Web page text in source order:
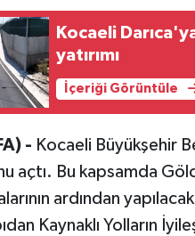
Kocaeli
yatırımı
İçeriği Görüntüle
- Kocaeli Büyükşehir
açtı. Bu kapsamda
ardından
Kaynaklı Yolların